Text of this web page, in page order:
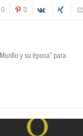
0 0
y su época” para